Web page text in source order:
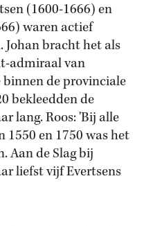
(1600-1666) en
waren actief
Johan bracht het als
admiraal van
de provinciale
bekleedden de
lang. Roos: 'Bij alle
1550 en 1750 was het
Aan de Slag bij
liefst vijf Evertsens